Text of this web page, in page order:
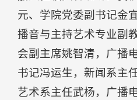
元、学院党委副书记金
播音与主持艺术专业副
会副主席姚智清，广播
书记冯运生，新闻系主
艺术系主任武杨，广播